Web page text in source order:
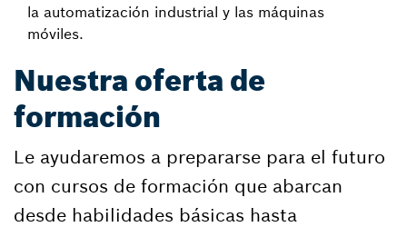
la automatización industrial y las máquinas
móviles.
Nuestra oferta de
formación
Le ayudaremos a prepararse para el futuro
con cursos de formación que abarcan
desde habilidades básicas hasta